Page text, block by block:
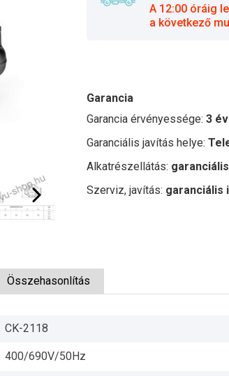
A 12:00 óráig
a következő
Garancia
Garancia érvényessége: 3 év
Garanciális javítás helye:
Alkatrészellátás:
Szerviz, javítás: garanciális
Összehasonlítás
CK-2118
400/690V/50Hz